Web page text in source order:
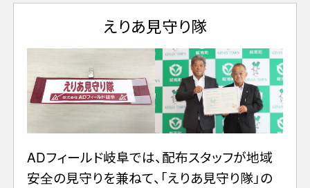
えりあ見守り隊
ADフィールド岐阜では、配布スタッフが地域
安全の見守りを兼ねて、「えりあ見守り隊」の